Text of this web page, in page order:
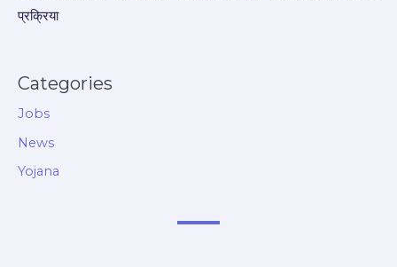
प्रक्रिया
Categories
Jobs
News
Yojana